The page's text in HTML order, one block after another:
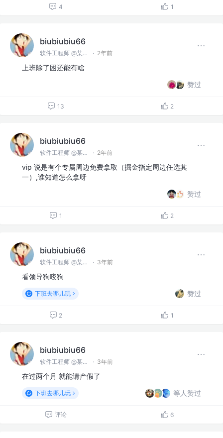
4 1
biubiubiu66
软件工程师 @某某公司 · 2年前
上班除了困还能有啥
赞过
13 2
biubiubiu66
软件工程师 @某某公司 · 2年前
vip 说是有个专属周边免费拿取（掘金指定周边任选其
一）,谁知道怎么拿呀
赞过
1 2
biubiubiu66
软件工程师 @某某公司 · 3年前
看领导狗咬狗
下班去哪儿玩 赞过
2 1
biubiubiu66
软件工程师 @某某公司 · 3年前
在过两个月 就能请产假了
下班去哪儿玩 等人赞过
评论 6